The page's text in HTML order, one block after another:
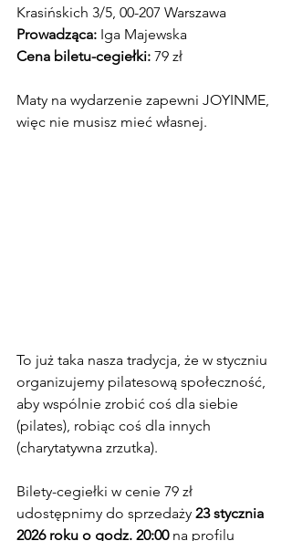
Krasińskich 3/5, 00-207 Warszawa
Prowadząca: Iga Majewska
Cena biletu-cegiełki: 79 zł
Maty na wydarzenie zapewni JOYINME,
więc nie musisz mieć własnej.
To już taka nasza tradycja, że w styczniu
organizujemy pilatesową społeczność,
aby wspólnie zrobić coś dla siebie
(pilates), robiąc coś dla innych
(charytatywna zrzutka).
Bilety-cegiełki w cenie 79 zł
udostępnimy do sprzedaży 23 stycznia
2026 roku o godz. 20:00 na profilu